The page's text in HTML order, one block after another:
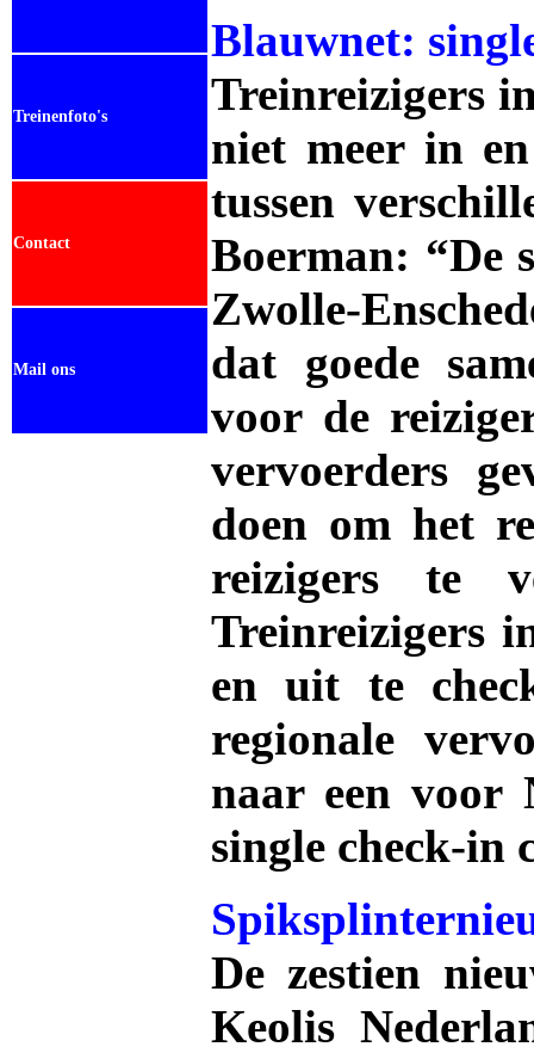
Blauwnet:
Treinreizigers
niet meer in
tussen
Boerman: “De
Zwolle-
dat goede
voor de
vervoerders
doen om het
reizigers te
Treinreizigers
en uit te
regionale
naar een voor
single check-in
De zestien
Keolis
Treinenfoto's
Contact
Mail ons